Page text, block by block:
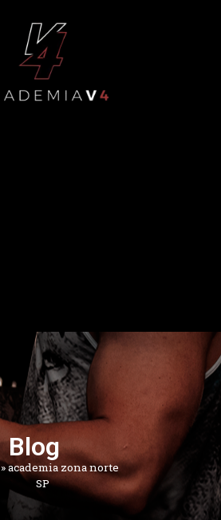
Blog
»academia zona norte
SP